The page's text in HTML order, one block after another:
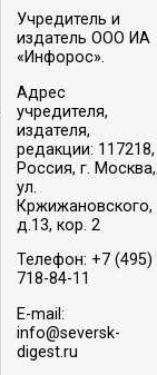
Учредитель и
издатель ООО ИА
«Инфорос».
Адрес
учредителя,
издателя,
редакции: 117218,
Россия, г. Москва,
ул.
Кржижановского,
д.13, кор. 2
Телефон: +7 (495)
718-84-11
E-mail:
info@seversk-
digest.ru